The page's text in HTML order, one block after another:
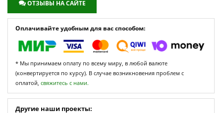
ОТЗЫВЫ НА САЙТЕ
Оплачивайте удобным для вас способом:
* Мы принимаем оплату по всему миру, в любой валюте
(конвертируется по курсу). В случае возникновения проблем с
оплатой, свяжитесь с нами.
Другие наши проекты: